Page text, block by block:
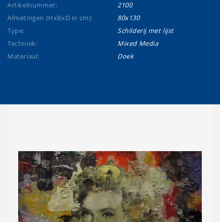
Artikelnummer:
2100
Afmetingen (HxBxD in cm):
80x130
Type:
Schilderij met lijst
Techniek:
Mixed Media
Materiaal:
Doek